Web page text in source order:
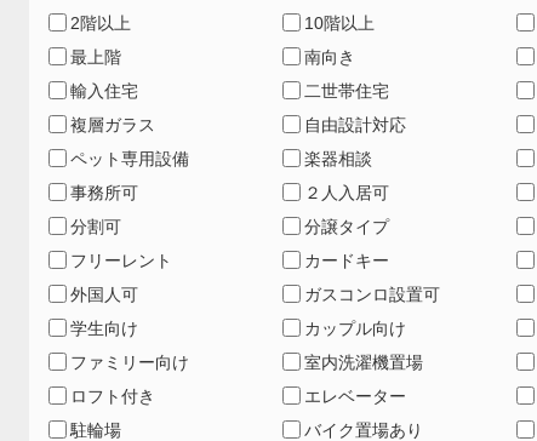
2階以上
10階以上
最上階
南向き
輸入住宅
二世帯住宅
複層ガラス
自由設計対応
ペット専用設備
楽器相談
事務所可
２人入居可
分割可
分譲タイプ
フリーレント
カードキー
外国人可
ガスコンロ設置可
学生向け
カップル向け
ファミリー向け
室内洗濯機置場
ロフト付き
エレベーター
駐輪場
バイク置場あり